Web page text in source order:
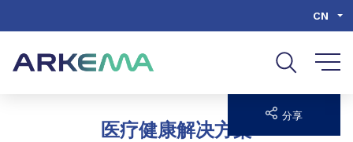
CN
医疗健康解决方案
分享